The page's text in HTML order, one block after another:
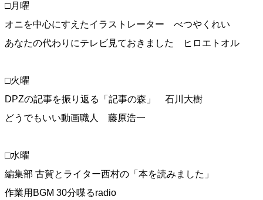
□月曜
オニを中心にすえたイラストレーター べつやくれい
あなたの代わりにテレビ見ておきました ヒロエトオル
□火曜
DPZの記事を振り返る「記事の森」 石川大樹
どうでもいい動画職人 藤原浩一
□水曜
編集部 古賀とライター西村の「本を読みました」
作業用BGM 30分喋るradio